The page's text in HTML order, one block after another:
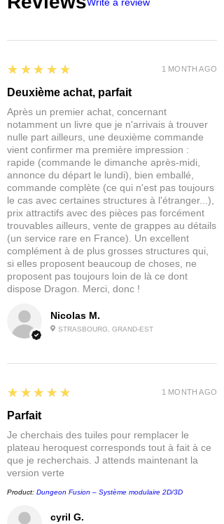
pittoresques.
Write a review
Nicolas M.
STRASBOURG, GRAND-EST
5
★★★★★
Deuxième achat, parfait
Après un premier achat, concernant
notamment un livre que je n'arrivais à trouver
nulle part ailleurs, une deuxième commande
vient confirmer ma première impression :
rapide (commande le dimanche après-midi,
annonce du départ le lundi), bien emballé,
commande complète (ce qui n'est pas toujours
le cas avec certaines structures à l'étranger...),
prix attractifs avec des pièces pas forcément
trouvables ailleurs, vente de grappes au détails
(un service rare en France). Un excellent
complément à de plus grosses structures qui,
si elles proposent beaucoup de choses, ne
proposent pas toujours loin de là ce dont
dispose Dragon. Merci, donc !
1 MONTH AGO
cyril G.
5
★★★★★
Parfait
Je cherchais des tuiles pour remplacer le
plateau heroquest corresponds tout à fait à ce
que je recherchais. J attends maintenant la
version verte
Product: Dungeon Fusion – Système modulaire 2D/3D
1 MONTH AGO